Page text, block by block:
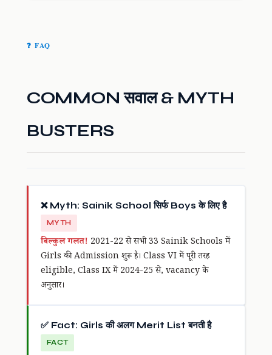
❓ FAQ
COMMON सवाल & MYTH
BUSTERS
❌ Myth: Sainik School सिर्फ Boys के लिए है
MYTH
बिल्कुल गलत! 2021-22 से सभी 33 Sainik Schools में
Girls की Admission शुरू है। Class VI में पूरी तरह
eligible, Class IX में 2024-25 से, vacancy के
अनुसार।
✅ Fact: Girls की अलग Merit List बनती है
FACT